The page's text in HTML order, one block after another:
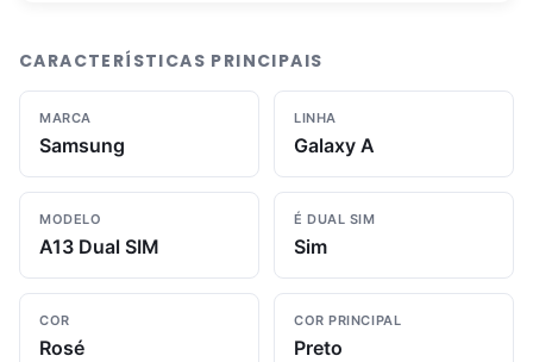
CARACTERÍSTICAS PRINCIPAIS
MARCA
Samsung
LINHA
Galaxy A
MODELO
A13 Dual SIM
É DUAL SIM
Sim
COR
Rosé
COR PRINCIPAL
Preto